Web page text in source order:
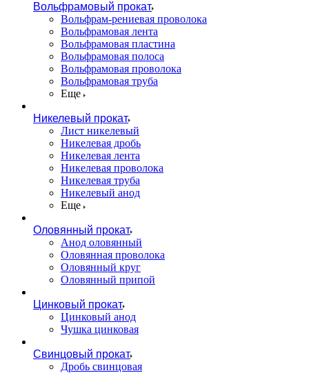
Вольфрамовый прокат
Вольфрам-рениевая проволока
Вольфрамовая лента
Вольфрамовая пластина
Вольфрамовая полоса
Вольфрамовая проволока
Вольфрамовая труба
Еще
Никелевый прокат
Лист никелевый
Никелевая дробь
Никелевая лента
Никелевая проволока
Никелевая труба
Никелевый анод
Еще
Оловянный прокат
Анод оловянный
Оловянная проволока
Оловянный круг
Оловянный припой
Цинковый прокат
Цинковый анод
Чушка цинковая
Свинцовый прокат
Дробь свинцовая